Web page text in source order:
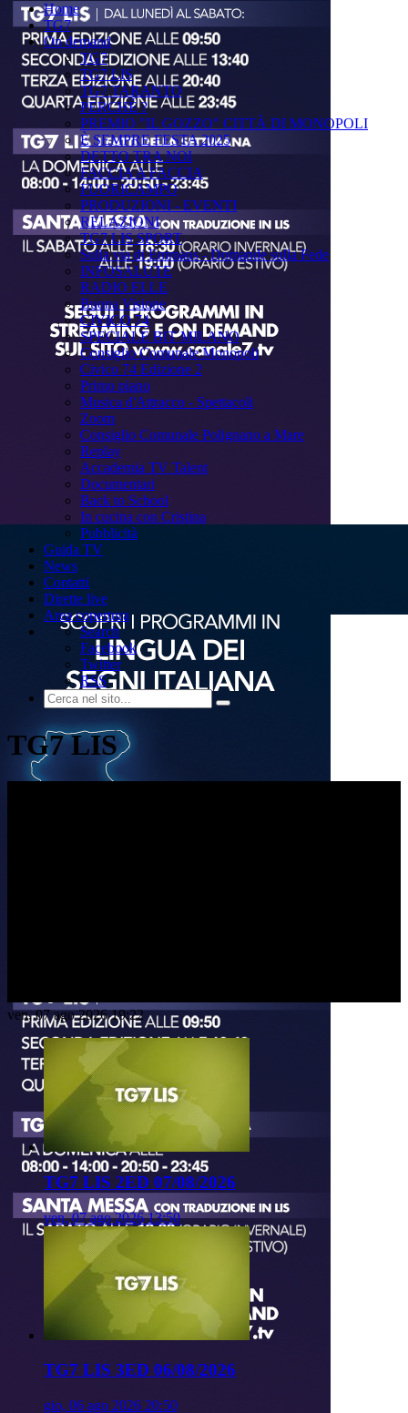
Home
TG7
On demand
TG7
TG7 LIS
TG7 TARANTO
PERCHÉ ?
PREMIO "IL GOZZO" CITTÀ DI MONOPOLI
È SEMPRE FESTA 2025
DETTO TRA NOI
FACCIA A FACCIA
FUORICAMPO
PRODUZIONI - EVENTI
RELAZIONI
TG7 LIS SPORT
Sulla via di Emmaus - Domande sulla Fede
INFOSALUTE
RADIO ELLE
Buona Visione
CIVICO 74
SPECIALE BIT MILANO
Consiglio Comunale Monopoli
Civico 74 Edizione 2
Primo piano
Musica d'Attracco - Spettacoli
Zoom
Consiglio Comunale Polignano a Mare
Replay
Accademia TV Talent
Documentari
Back to School
In cucina con Cristina
Pubblicità
Guida TV
News
Contatti
Dirette live
Area copertura
Search
Facebook
Twitter
RSS
TG7 LIS
ven, 07 ago 2026 19:22
TG7 LIS 2ED 07/08/2026
ven, 07 ago 2026 13:50
TG7 LIS 3ED 06/08/2026
gio, 06 ago 2026 20:50